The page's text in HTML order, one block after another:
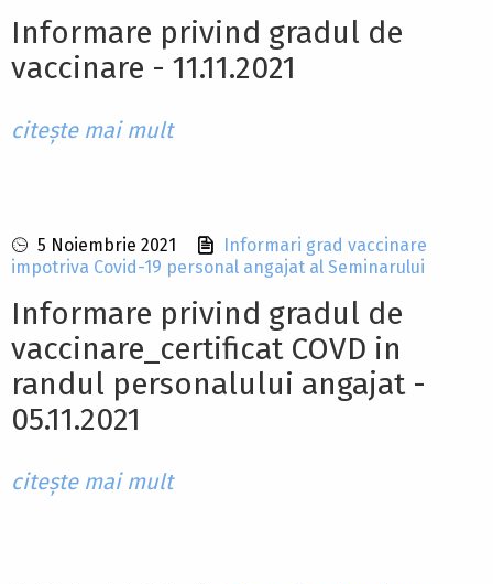
Informare privind gradul de
vaccinare - 11.11.2021
citește mai mult
5 Noiembrie 2021
Informari grad vaccinare
impotriva Covid-19 personal angajat al Seminarului
Informare privind gradul de
vaccinare_certificat COVD in
randul personalului angajat -
05.11.2021
citește mai mult